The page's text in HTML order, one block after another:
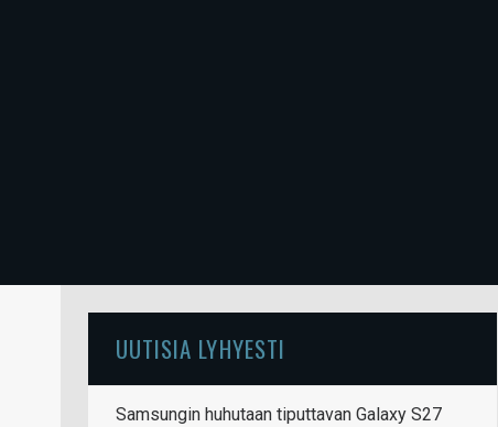
UUTISIA LYHYESTI
Samsungin huhutaan tiputtavan Galaxy S27